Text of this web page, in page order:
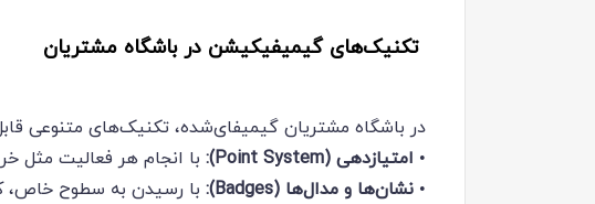
تکنیک‌های گیمیفیکیشن در باشگاه مشتریان
در باشگاه مشتریان گیمیفای‌شده، تکنیک‌های متنوعی
• امتیازدهی (Point System):
با انجام هر فعالیت مثل
• نشان‌ها و مدال‌ها (Badges):
با رسیدن به سطوح خاص،